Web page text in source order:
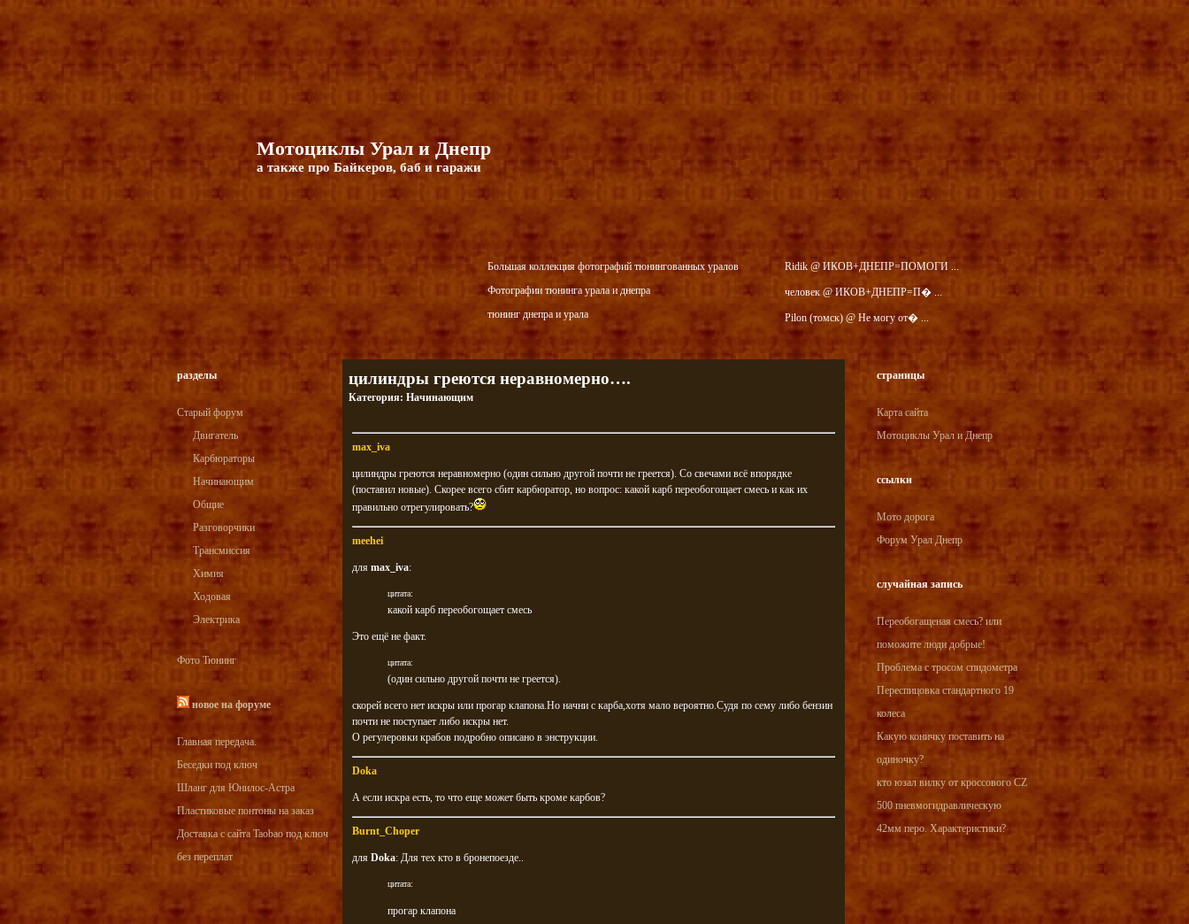
Мотоциклы Урал и Днепр
а также про Байкеров, баб и гаражи
Большая коллекция фотографий тюнингованных уралов
Фотографии тюнинга урала и днепра
тюнинг днепра и урала
Ridik @ ИКОВ+ДНЕПР=ПОМОГИ ...
человек @ ИКОВ+ДНЕПР=П� ...
Pilon (томск) @ Не могу от� ...
разделы
Старый форум
Двигатель
Карбюраторы
Начинающим
Общие
Разговорчики
Трансмиссия
Химия
Ходовая
Электрика
Фото Тюнинг
новое на форуме
Главная передача.
Беседки под ключ
Шланг для Юнилос-Астра
Пластиковые понтоны на заказ
Доставка с сайта Taobao под ключ
без переплат
цилиндры греются неравномерно….
Категория: Начинающим
max_iva
цилиндры греются неравномерно (один сильно другой почти не греется). Со свечами всё впорядке
(поставил новые). Скорее всего сбит карбюратор, но вопрос: какой карб переобогощает смесь и как их
правильно отрегулировать?
meehei
для max_iva:
цитата:
какой карб переобогощает смесь
Это ещё не факт.
цитата:
(один сильно другой почти не греется).
скорей всего нет искры или прогар клапона.Но начни с карба,хотя мало вероятно.Судя по сему либо бензин
почти не поступает либо искры нет.
О регулеровки крабов подробно описано в энструкции.
Doka
А если искра есть, то что еще может быть кроме карбов?
Burnt_Choper
для Doka: Для тех кто в бронепоезде..
цитата:
прогар клапона
страницы
Карта сайта
Мотоциклы Урал и Днепр
ссылки
Мото дорога
Форум Урал Днепр
случайная запись
Переобогащеная смесь? или
поможите люди добрые!
Проблема с тросом спидометра
Переспицовка стандартного 19
колеса
Какую коничку поставить на
одиночку?
кто юзал вилку от кроссового CZ
500 пневмогидравлическую
42мм перо. Характеристики?